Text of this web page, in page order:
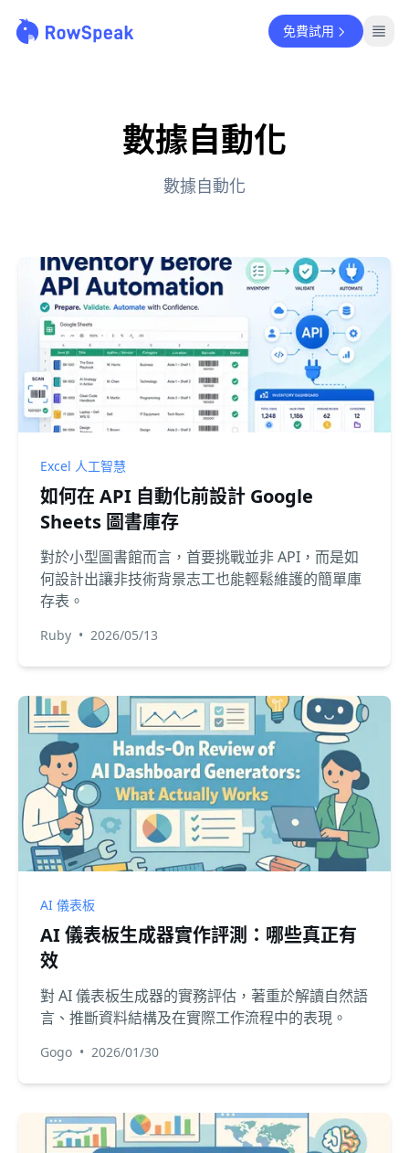
免費試用
數據自動化
數據自動化
Excel 人工智慧
如何在 API 自動化前設計 Google
Sheets 圖書庫存
對於小型圖書館而言，首要挑戰並非 API，而是如
何設計出讓非技術背景志工也能輕鬆維護的簡單庫
存表。
Ruby • 2026/05/13
AI 儀表板
AI 儀表板生成器實作評測：哪些真正有
效
對 AI 儀表板生成器的實務評估，著重於解讀自然語
言、推斷資料結構及在實際工作流程中的表現。
Gogo • 2026/01/30